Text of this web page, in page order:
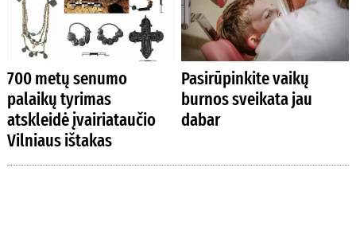
700 metų senumo
palaikų tyrimas
atskleidė įvairiataučio
Vilniaus ištakas
Pasirūpinkite vaikų
burnos sveikata jau
dabar